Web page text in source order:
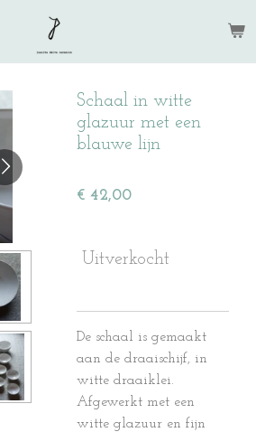
Schaal in witte
glazuur met een
blauwe lijn
€ 42,00
Uitverkocht
De schaal is gemaakt
aan de draaischijf, in
witte draaiklei.
Afgewerkt met een
witte glazuur en fijn